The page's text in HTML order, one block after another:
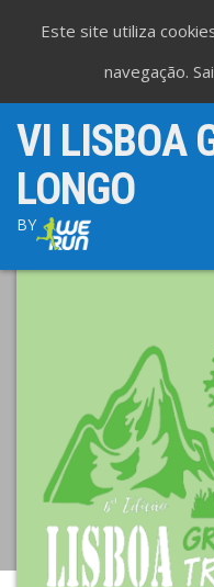
VI LISBOA
LONGO
BY
Este site utiliza
navegação.